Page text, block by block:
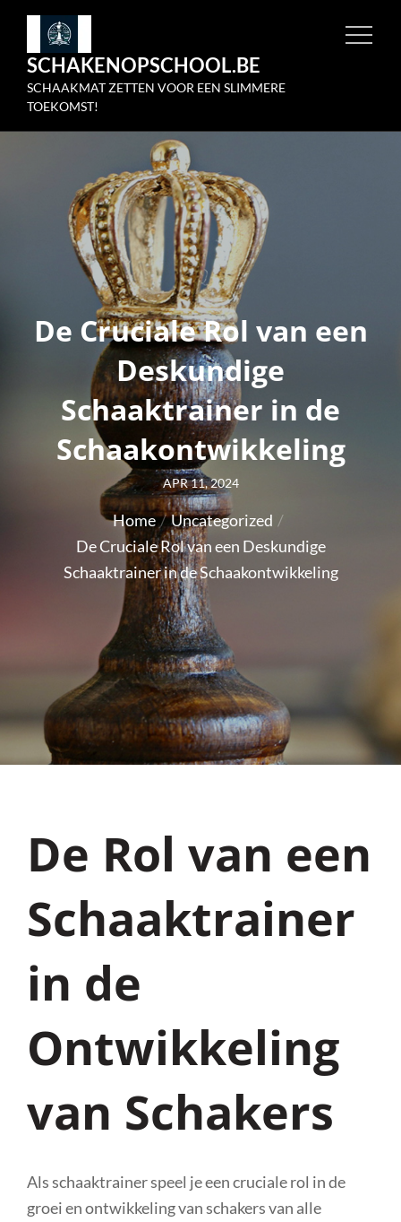
Skip
contentSCHAKENOPSCHOOL.BE
SCHAAKMAT ZETTEN VOOR EEN SLIMMERE
TOEKOMST!
De Cruciale Rol van een
Deskundige
Schaaktrainer in de
Schaakontwikkeling
Posted
on
APR 11, 2024
Home
Uncategorized
De Cruciale Rol van een Deskundige
Schaaktrainer in de Schaakontwikkeling
De Rol van een
Schaaktrainer
in de
Ontwikkeling
van Schakers
Als schaaktrainer speel je een cruciale rol in de
groei en ontwikkeling van schakers van alle